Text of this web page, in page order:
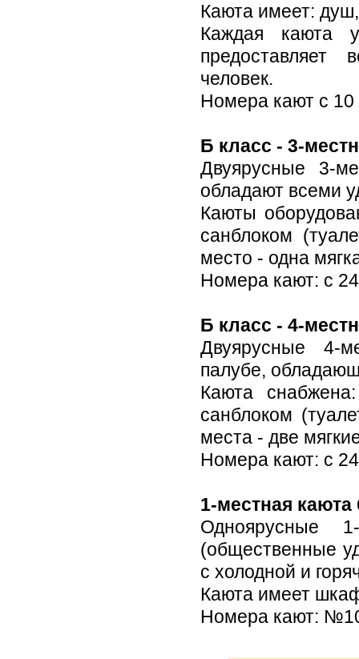
Каюта имеет:
Каждая каюта
предоставляет
человек.
Номера кают с
Б класс - 3-
Двуярусные 3-
обладают всеми
Каюты
санблоком
место - одна
Номера кают: с
Б класс - 4-
Двуярусные 4-
палубе,
Каюта
санблоком
места - две
Номера кают: с
1-местная каюта
Одноярусные
(общественные
с холодной и
Каюта имеет
Номера кают: